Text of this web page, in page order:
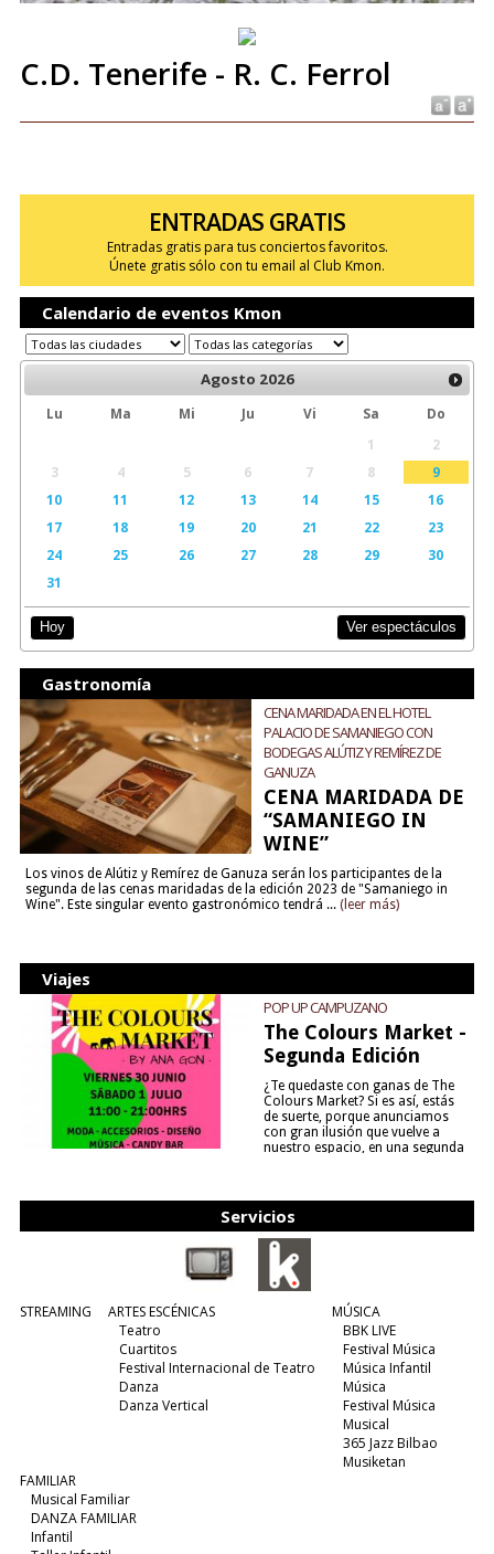
C.D. Tenerife - R. C. Ferrol
ENTRADAS GRATIS
Entradas gratis para tus conciertos favoritos.
Únete gratis sólo con tu email al Club Kmon.
Calendario de eventos Kmon
Agosto 2026
Lu Ma Mi Ju Vi Sa
Do
1
2
3
4 5 6 7 8
9
10
11 12 13 14 15
16
17
18 19 20 21 22
23
24
25 26 27 28 29
30
31
Hoy Ver espectáculos
Gastronomía
CENA MARIDADA EN EL HOTEL
PALACIO DE SAMANIEGO CON
BODEGAS ALÚTIZ Y REMÍREZ DE
GANUZA
CENA MARIDADA DE
“SAMANIEGO IN
WINE”
Los vinos de Alútiz y Remírez de Ganuza serán los participantes de la
segunda de las cenas maridadas de la edición 2023 de "Samaniego in
Wine". Este singular evento gastronómico tendrá ... (leer más)
Viajes
POP UP CAMPUZANO
The Colours Market -
Segunda Edición
¿Te quedaste con ganas de The
Colours Market? Si es así, estás
de suerte, porque anunciamos
con gran ilusión que vuelve a
nuestro espacio, en una segunda
Servicios
STREAMING
ARTES ESCÉNICAS
Teatro
Cuartitos
Festival Internacional de Teatro
Danza
Danza Vertical
MÚSICA
BBK LIVE
Festival Música
Música Infantil
Música
Festival Música
Musical
365 Jazz Bilbao
Musiketan
FAMILIAR
Musical Familiar
DANZA FAMILIAR
Infantil